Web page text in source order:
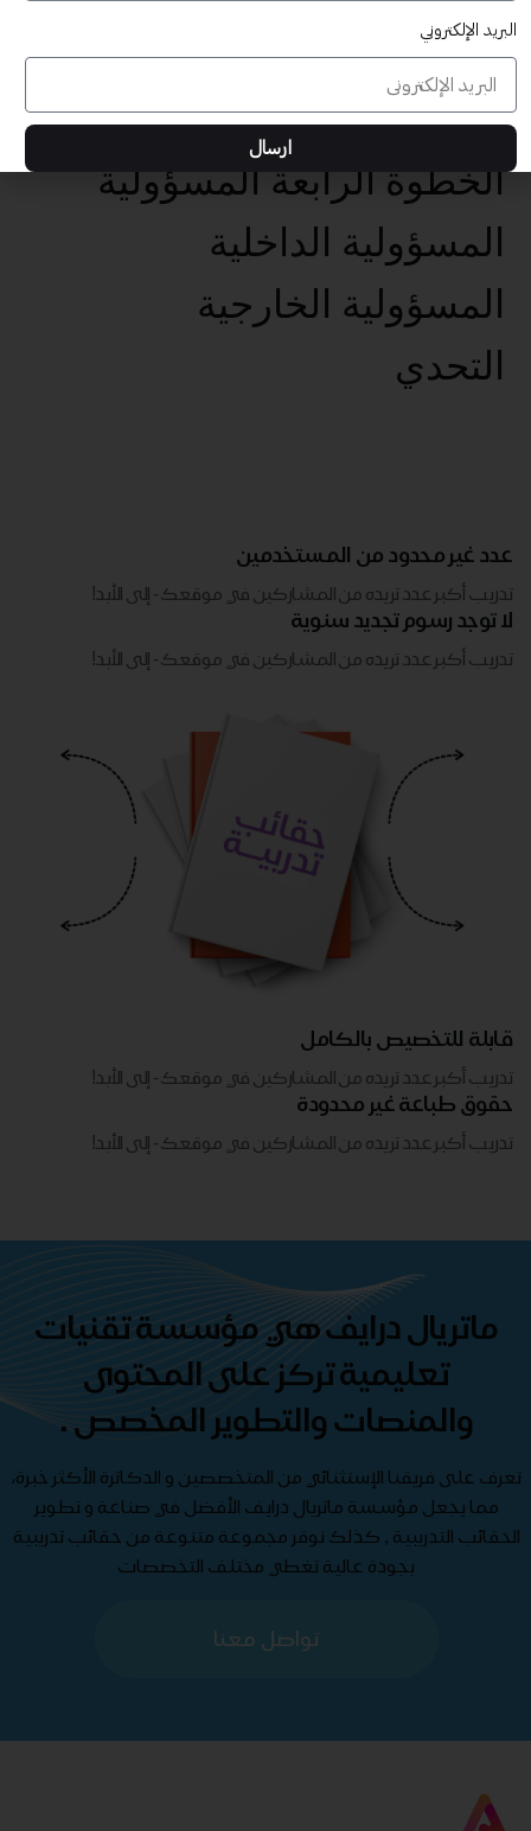
عناصر تحقيق الأهداف الخمس
تحديد الهدف الفعال
الخطوة الرابعة المسؤولية
المسؤولية الداخلية
المسؤولية الخارجية
التحدي
عدد غير محدود من المستخدمين
تدريب أكبر عدد تريده من المشاركين في موقعك - ​​إلى الأبد!
لا توجد رسوم تجديد سنوية
تدريب أكبر عدد تريده من المشاركين في موقعك - ​​إلى الأبد!
قابلة للتخصيص بالكامل
تدريب أكبر عدد تريده من المشاركين في موقعك - ​​إلى الأبد!
حقوق طباعة غير محدودة
تدريب أكبر عدد تريده من المشاركين في موقعك - ​​إلى الأبد!
ماتريال درايف هي مؤسسة تقنيات
تعليمية تركز على المحتوى
والمنصات والتطوير المخصص .
تعرف على فريقنا الإستثنائي من المتخصصين و الدكاترة الأكثر خبرة،
مما يجعل مؤسسة ماتريال درايف الأفضل في صناعة و تطوير
الحقائب التدريبية , كذلك نوفر مجموعة متنوعة من حقائب تدريبية
بجودة عالية تغطي مختلف التخصصات
تواصل معنا
البريد الإلكتروني
ارسال